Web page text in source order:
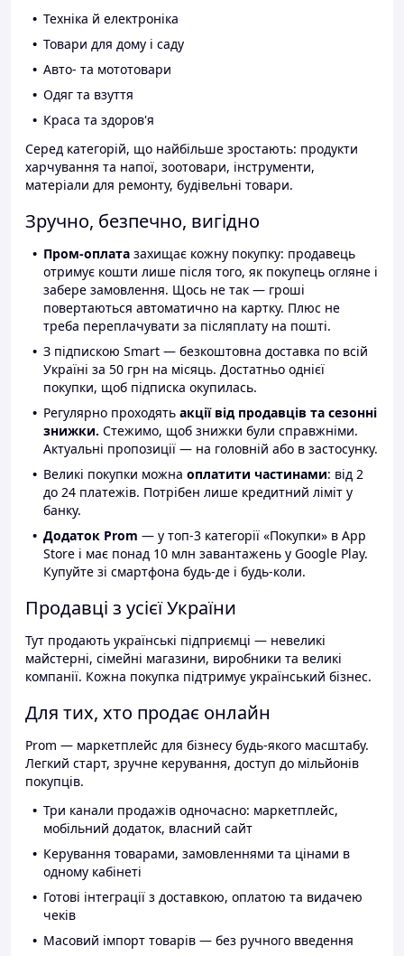
Техніка й електроніка
Товари для дому і саду
Авто- та мототовари
Одяг та взуття
Краса та здоров'я
Серед категорій, що найбільше зростають: продукти
харчування та напої, зоотовари, інструменти,
матеріали для ремонту, будівельні товари.
Зручно, безпечно, вигідно
Пром-оплата захищає кожну покупку: продавець
отримує кошти лише після того, як покупець огляне і
забере замовлення. Щось не так — гроші
повертаються автоматично на картку. Плюс не
треба переплачувати за післяплату на пошті.
З підпискою Smart — безкоштовна доставка по всій
Україні за 50 грн на місяць. Достатньо однієї
покупки, щоб підписка окупилась.
Регулярно проходять акції від продавців та сезонні
знижки. Стежимо, щоб знижки були справжніми.
Актуальні пропозиції — на головній або в застосунку.
Великі покупки можна оплатити частинами: від 2
до 24 платежів. Потрібен лише кредитний ліміт у
банку.
Додаток Prom — у топ-3 категорії «Покупки» в App
Store і має понад 10 млн завантажень у Google Play.
Купуйте зі смартфона будь-де і будь-коли.
Продавці з усієї України
Тут продають українські підприємці — невеликі
майстерні, сімейні магазини, виробники та великі
компанії. Кожна покупка підтримує український бізнес.
Для тих, хто продає онлайн
Prom — маркетплейс для бізнесу будь-якого масштабу.
Легкий старт, зручне керування, доступ до мільйонів
покупців.
Три канали продажів одночасно: маркетплейс,
мобільний додаток, власний сайт
Керування товарами, замовленнями та цінами в
одному кабінеті
Готові інтеграції з доставкою, оплатою та видачею
чеків
Масовий імпорт товарів — без ручного введення